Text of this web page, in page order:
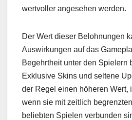
wertvoller angesehen werden.
Der Wert dieser Belohnungen
Auswirkungen auf das
Begehrtheit unter den Spielern
Exklusive Skins und seltene
der Regel einen höheren Wert,
wenn sie mit zeitlich
beliebten Spielen verbunden